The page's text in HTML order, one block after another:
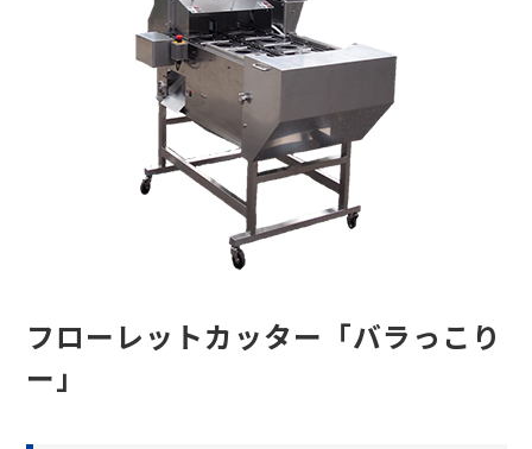
フローレットカッター「バラっこり
ー」